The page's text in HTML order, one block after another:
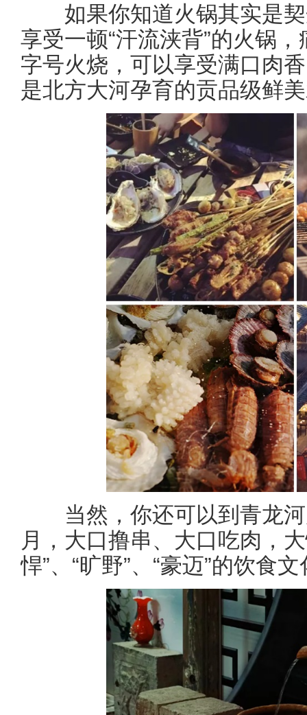
如果你知道火锅其实是契
享受一顿“汗流浃背”的火锅
字号火烧，可以享受满口肉
是北方大河孕育的贡品级鲜
当然，你还可以到青龙河
月，大口撸串、大口吃肉，
悍”、“旷野”、“豪迈”的饮食